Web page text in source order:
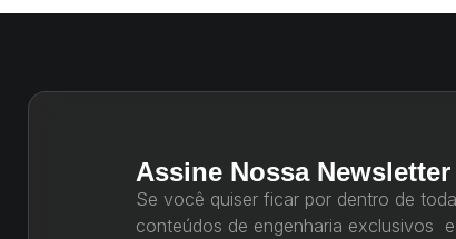
Assine Nossa
Se você quiser ficar por dentro de
conteúdos de engenharia exclusivos